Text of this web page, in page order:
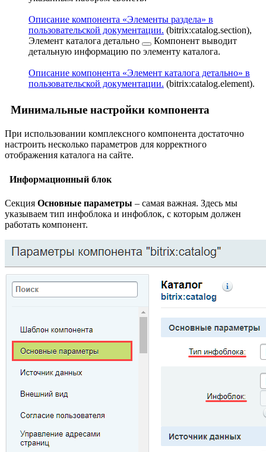
Описание компонента «Элементы раздела» в
пользовательской документации. (bitrix:catalog.section),
Элемент каталога детально
Компонент выводит
детальную информацию по элементу каталога.
Описание компонента «Элемент каталога детально» в
пользовательской документации. (bitrix:catalog.element).
Минимальные настройки компонента
При использовании комплексного компонента достаточно
настроить несколько параметров для корректного
отображения каталога на сайте.
Информационный блок
Секция Основные параметры – самая важная. Здесь мы
указываем тип инфоблока и инфоблок, с которым должен
работать компонент.